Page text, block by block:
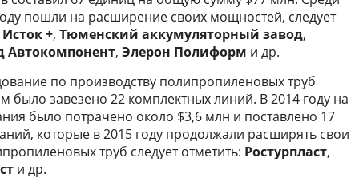
пошли на расширение своих мощностей, следует
Исток +, Тюменский аккумуляторный завод,
Автокомпонент, Элерон Полиформ и др.
по производству полипропиленовых труб
было завезено 22 комплектных линий. В 2014 году на
было потрачено около $3,6 млн и поставлено 17
которые в 2015 году продолжали расширять свои
труб следует отметить: Ростурпласт,
и др.